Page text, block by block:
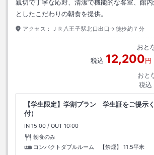
親切で丁寧な応対、清潔で機能的な客室、館
としたこだわりの朝食を提供。
アクセス： ＪＲ八王子駅北口出口→徒歩約７分
おと
税込 12,200円
おと
税込
【学生限定】学割プラン 学生証をご提示
付）
IN チェックイン
15:00 / OUT チェックアウト
10:00
朝食のみ
コンパクトダブルルーム 【禁煙】
11.5平米